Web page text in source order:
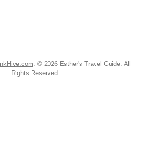
InkHive.com © 2026 Esther's Travel Guide. All
Rights Reserved.